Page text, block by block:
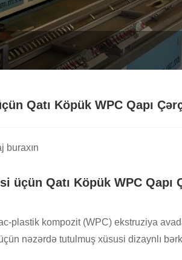
Qatı Köpük WPC Qapı
buraxın
üçün Qatı Köpük WPC
plastik kompozit (WPC) ekstruziya
nəzərdə tutulmuş xüsusi dizaynlı